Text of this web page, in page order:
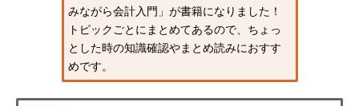
みながら会計入門」が書籍になりました！
トピックごとにまとめてあるので、ちょっ
とした時の知識確認やまとめ読みにおすす
めです。